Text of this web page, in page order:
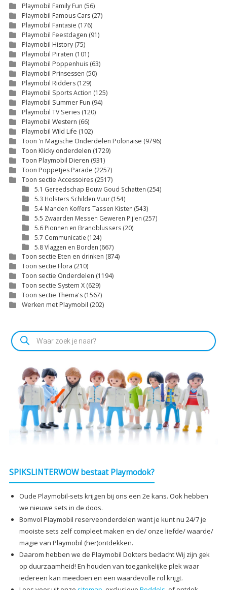
Playmobil Family Fun (56)
Playmobil Famous Cars (27)
Playmobil Fantasie (176)
Playmobil Feestdagen (91)
Playmobil History (75)
Playmobil Piraten (101)
Playmobil Poppenhuis (63)
Playmobil Prinsessen (50)
Playmobil Ridders (129)
Playmobil Sports Action (125)
Playmobil Summer Fun (94)
Playmobil TV Series (120)
Playmobil Western (66)
Playmobil Wild Life (102)
Toon 'n Magische Onderdelen Polonaise (9796)
Toon Klicky onderdelen (1729)
Toon Playmobil Dieren (931)
Toon Poppetjes Parade (2257)
Toon sectie Accessoires (2517)
5.1 Gereedschap Bouw Goud Schatten (254)
5.3 Holsters Schilden Vuur(154)
5.4 Manden Koffers Tassen Kisten (543)
5.5 Zwaarden Messen Geweren Pijlen (257)
5.6 Pionnen en Brandblussers (20)
5.7 Communicatie (124)
5.8 Vlaggen en Borden (667)
Toon sectie Eten en drinken (874)
Toon sectie Flora (210)
Toon sectie Onderdelen (1194)
Toon sectie System X (629)
Toon sectie Thema's (1567)
Werken met Playmobil (202)
Producten
zoeken
SPIKSLINTERWOW bestaat Playmodok?
Oude Playmobil-sets krijgen bij ons een 2e kans. Ook hebben
we nieuwe sets in de doos.
Bomvol Playmobil reserveonderdelen want je kunt nu 24/7 je
mooiste sets zelf compleet maken en de/ onze liefde/ waarde/
magie van Playmobil (her)ontdekken.
Daarom hebben we de Playmobil Dokters bedacht Wij zijn gek
op duurzaamheid! En houden van toegankelijke plek waar
iedereen kan meedoen en een waardevolle rol krijgt.